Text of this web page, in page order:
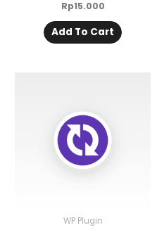
Rp15.000
Add To Cart
WP Plugin